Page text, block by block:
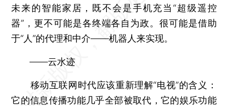
未来的智能家居，既不会是手机充当“超级遥控
器”，更不可能是各终端各自为政。很可能是借助
于“人”的代理和中介——机器人来实现。
——云水迹
移动互联网时代应该重新理解“电视”的含义：
它的信息传播功能几乎全部被取代，它的娱乐功能